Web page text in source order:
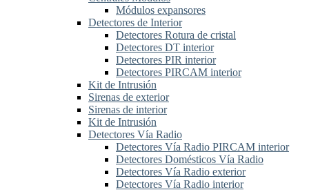
Módulos expansores
Detectores de Interior
Detectores Rotura de cristal
Detectores DT interior
Detectores PIR interior
Detectores PIRCAM interior
Kit de Intrusión
Sirenas de exterior
Sirenas de interior
Kit de Intrusión
Detectores Vía Radio
Detectores Vía Radio PIRCAM interior
Detectores Domésticos Vía Radio
Detectores Vía Radio exterior
Detectores Vía Radio interior